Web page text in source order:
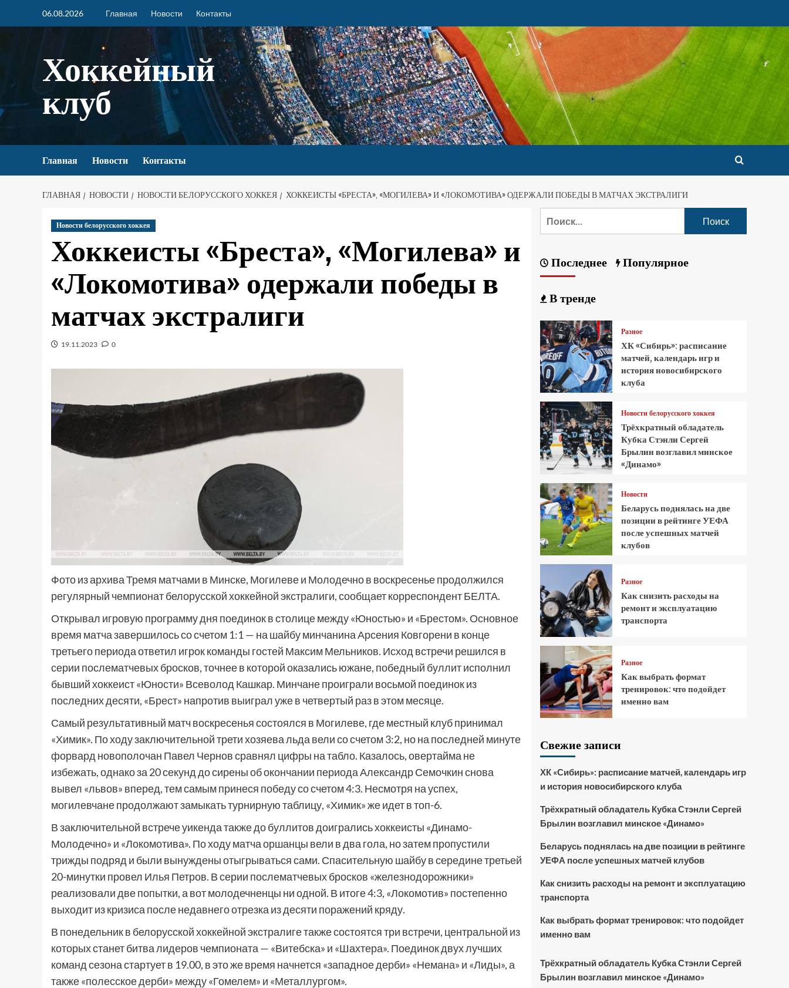
06.08.2026 Главная Новости Контакты
Хоккейный
клуб
Главная Новости Контакты
ГЛАВНАЯ НОВОСТИ НОВОСТИ БЕЛОРУССКОГО ХОККЕЯ ХОККЕИСТЫ «БРЕСТА», «МОГИЛЕВА» И «ЛОКОМОТИВА» ОДЕРЖАЛИ ПОБЕДЫ В МАТЧАХ ЭКСТРАЛИГИ
Новости белорусского хоккея
Хоккеисты «Бреста», «Могилева» и
«Локомотива» одержали победы в
матчах экстралиги
19.11.2023 0
Фото из архива Тремя матчами в Минске, Могилеве и Молодечно в воскресенье продолжился
регулярный чемпионат белорусской хоккейной экстралиги, сообщает корреспондент БЕЛТА.
Открывал игровую программу дня поединок в столице между «Юностью» и «Брестом». Основное
время матча завершилось со счетом 1:1 — на шайбу минчанина Арсения Ковгорени в конце
третьего периода ответил игрок команды гостей Максим Мельников. Исход встречи решился в
серии послематчевых бросков, точнее в которой оказались южане, победный буллит исполнил
бывший хоккеист «Юности» Всеволод Кашкар. Минчане проиграли восьмой поединок из
последних десяти, «Брест» напротив выиграл уже в четвертый раз в этом месяце.
Самый результативный матч воскресенья состоялся в Могилеве, где местный клуб принимал
«Химик». По ходу заключительной трети хозяева льда вели со счетом 3:2, но на последней минуте
форвард новополочан Павел Чернов сравнял цифры на табло. Казалось, овертайма не
избежать, однако за 20 секунд до сирены об окончании периода Александр Семочкин снова
вывел «львов» вперед, тем самым принеся победу со счетом 4:3. Несмотря на успех,
могилевчане продолжают замыкать турнирную таблицу, «Химик» же идет в топ-6.
В заключительной встрече уикенда также до буллитов доигрались хоккеисты «Динамо-
Молодечно» и «Локомотива». По ходу матча оршанцы вели в два гола, но затем пропустили
трижды подряд и были вынуждены отыгрываться сами. Спасительную шайбу в середине третьей
20-минутки провел Илья Петров. В серии послематчевых бросков «железнодорожники»
реализовали две попытки, а вот молодечненцы ни одной. В итоге 4:3, «Локомотив» постепенно
выходит из кризиса после недавнего отрезка из десяти поражений кряду.
В понедельник в белорусской хоккейной экстралиге также состоятся три встречи, центральной из
которых станет битва лидеров чемпионата — «Витебска» и «Шахтера». Поединок двух лучших
команд сезона стартует в 19.00, в это же время начнется «западное дерби» «Немана» и «Лиды», а
также «полесское дерби» между «Гомелем» и «Металлургом».
Последнее Популярное
В тренде
Разное
ХК «Сибирь»: расписание
матчей, календарь игр и
история новосибирского
клуба
Новости белорусского хоккея
Трёхкратный обладатель
Кубка Стэнли Сергей
Брылин возглавил минское
«Динамо»
Новости
Беларусь поднялась на две
позиции в рейтинге УЕФА
после успешных матчей
клубов
Разное
Как снизить расходы на
ремонт и эксплуатацию
транспорта
Разное
Как выбрать формат
тренировок: что подойдет
именно вам
Свежие записи
ХК «Сибирь»: расписание матчей, календарь игр
и история новосибирского клуба
Трёхкратный обладатель Кубка Стэнли Сергей
Брылин возглавил минское «Динамо»
Беларусь поднялась на две позиции в рейтинге
УЕФА после успешных матчей клубов
Как снизить расходы на ремонт и эксплуатацию
транспорта
Как выбрать формат тренировок: что подойдет
именно вам
Трёхкратный обладатель Кубка Стэнли Сергей
Брылин возглавил минское «Динамо»